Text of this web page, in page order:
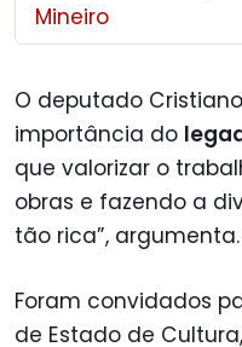
Mineiro
O deputado
importância do
que valorizar o
obras e fazendo a
tão rica”, argumenta.
Foram convidados
de Estado de